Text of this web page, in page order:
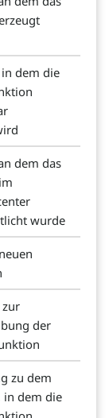
in dem die
dem das
wurde
zur
der
zu dem
in dem die